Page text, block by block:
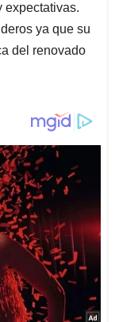
expectativas.
ya que su
del renovado